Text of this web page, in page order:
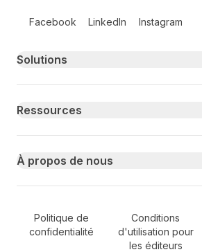
Facebook LinkedIn Instagram
Primary footer navigation
Solutions
Ressources
À propos de nous
Secondary Footer Navigation
Politique de
confidentialité
Conditions
d'utilisation pour
les éditeurs